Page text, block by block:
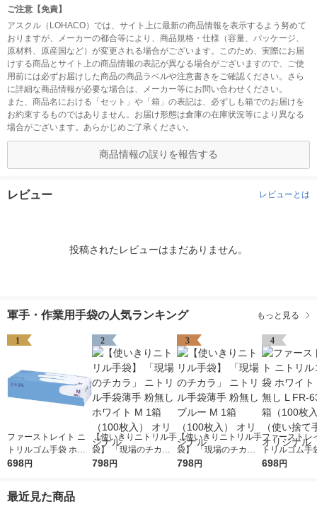
ご注意【免責】
アスクル（LOHACO）では、サイト上に最新の商品情報を表示するよう努めて
おりますが、メーカーの都合等により、商品規格・仕様（容量、パッケージ、
原材料、原産国など）が変更される場合がございます。このため、実際にお届
けする商品とサイト上の商品情報の表記が異なる場合がございますので、ご使
用前には必ずお届けした商品の商品ラベルや注意書きをご確認ください。さら
に詳細な商品情報が必要な場合は、メーカー等にお問い合わせください。
また、商品名における「セット」や「箱」の表記は、必ずしも箱でのお届けを
お約束するものではありません。お届け形態は倉庫の在庫状況等により異なる
場合がございます。あらかじめご了承ください。
商品情報の誤りを報告する
レビュー レビューとは
投稿されたレビューはまだありません。
軍手・作業用手袋の人気ランキング もっと見る
1
ファーストレイト ニ
トリルゴム手袋 ホワ
イト 35粉無し M FR-6
リジナル
698円
2
【使いきりニトリル手
袋】 「現場のチカ
ラ」 ニトリル手袋薄
798円
3
【使いきりニトリル手
袋】 「現場のチカ
ラ」 ニトリル手袋薄
798円
4
ファーストレ
トリルゴム手
イト 35粉無
698円
最近見た商品